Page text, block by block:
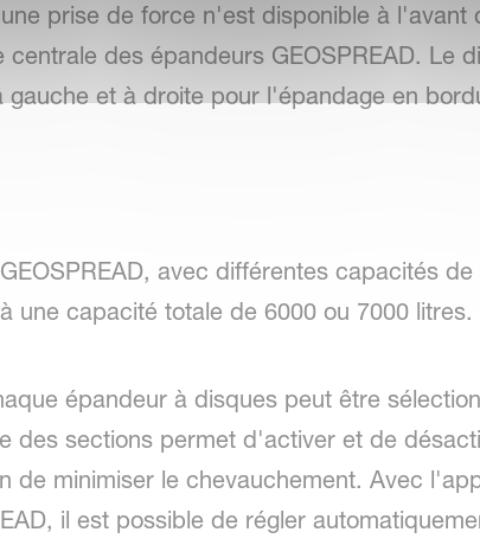
prise de force n'est disponible à l'avant
centrale des épandeurs GEOSPREAD. Le
gauche et à droite pour l'épandage en
avec différentes capacités
une capacité totale de 6000 ou 7000 litres.
épandeur à disques peut être
des sections permet d'activer et de
de minimiser le chevauchement. Avec
il est possible de régler